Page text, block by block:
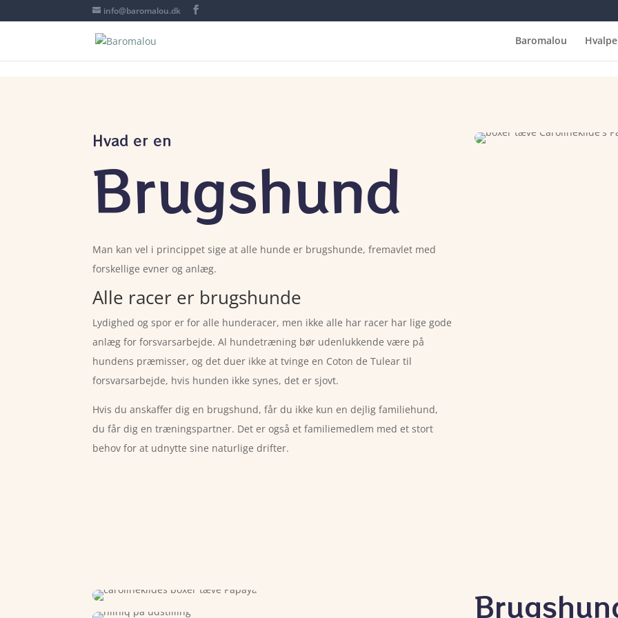
info@baromalou.dk
Baromalou Hvalpe
Hvad er en
Brugshund
Man kan vel i princippet sige at alle hunde er brugshunde, fremavlet med
forskellige evner og anlæg.
Alle racer er brugshunde
Lydighed og spor er for alle hunderacer, men ikke alle har racer har lige gode
anlæg for forsvarsarbejde. Al hundetræning bør udenlukkende være på
hundens præmisser, og det duer ikke at tvinge en Coton de Tulear til
forsvarsarbejde, hvis hunden ikke synes, det er sjovt.
Hvis du anskaffer dig en brugshund, får du ikke kun en dejlig familiehund,
du får dig en træningspartner. Det er også et familiemedlem med et stort
behov for at udnytte sine naturlige drifter.